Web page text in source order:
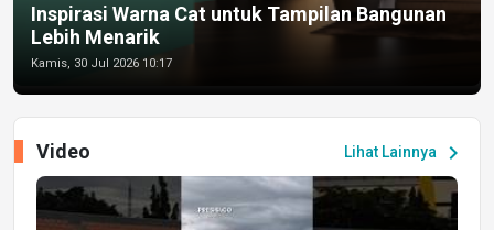
Inspirasi Warna Cat untuk Tampilan Bangunan
Lebih Menarik
Kamis, 30 Jul 2026 10:17
Lihat Lainnya chevron_right
Video